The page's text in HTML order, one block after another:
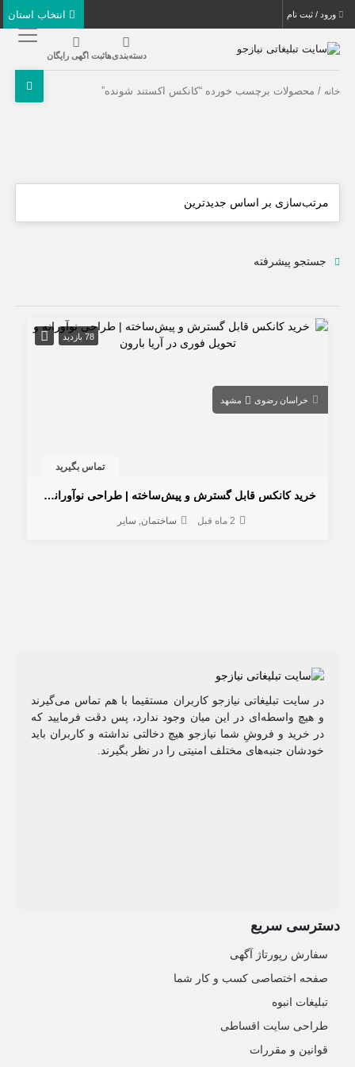
ورود / ثبت نام
دسته‌بندی‌هاثبت اگهی رایگان
خانه / محصولات برچسب خورده “کانکس اکستند شونده”
جستجو پیشرفته
78 بازدید
خراسان رضوی مشهد
تماس بگیرید
خرید کانکس قابل گسترش و پیش‌ساخته | طراحی نوآورانه و تحویل فوری در آریا بارون
2 ماه قبل ساختمان سایر
در سایت تبلیغاتی نیازجو کاربران مستقیما با هم تماس می‌گیرند
و هیچ واسطه‌ای در این میان وجود ندارد، پس دقت فرمایید که
در خرید و فروشِ شما نیازجو هیچ دخالتی نداشته و کاربران باید
خودشان جنبه‌های مختلف امنیتی را در نظر بگیرند.
دسترسی سریع
سفارش رپورتاژ آگهی
صفحه اختصاصی کسب و کار شما
تبلیغات انبوه
طراحی سایت اقساطی
قوانین و مقررات